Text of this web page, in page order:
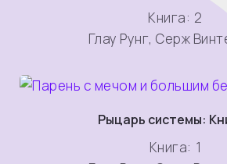
Книга: 2
Глау Рунг, Серж
Рыцарь системы:
Книга: 1